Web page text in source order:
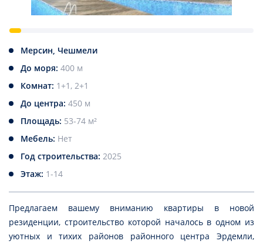
Мерсин, Чешмели
До моря: 400 м
Комнат: 1+1, 2+1
До центра: 450 м
Площадь: 53-74 м²
Мебель: Нет
Год строительства: 2025
Этаж: 1-14
Предлагаем вашему вниманию квартиры в новой
резиденции, строительство которой началось в одном из
уютных и тихих районов районного центра Эрдемли,